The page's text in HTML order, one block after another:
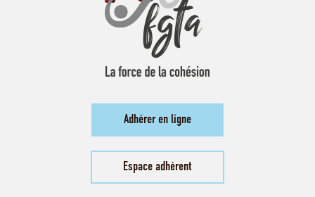
Adhérer en ligne
Espace adhérent